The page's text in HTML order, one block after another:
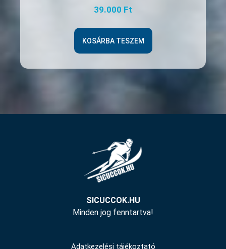
39.000 Ft
KOSÁRBA TESZEM
SICUCCOK.HU
Minden jog fenntartva!
Adatkezelési tájékoztató